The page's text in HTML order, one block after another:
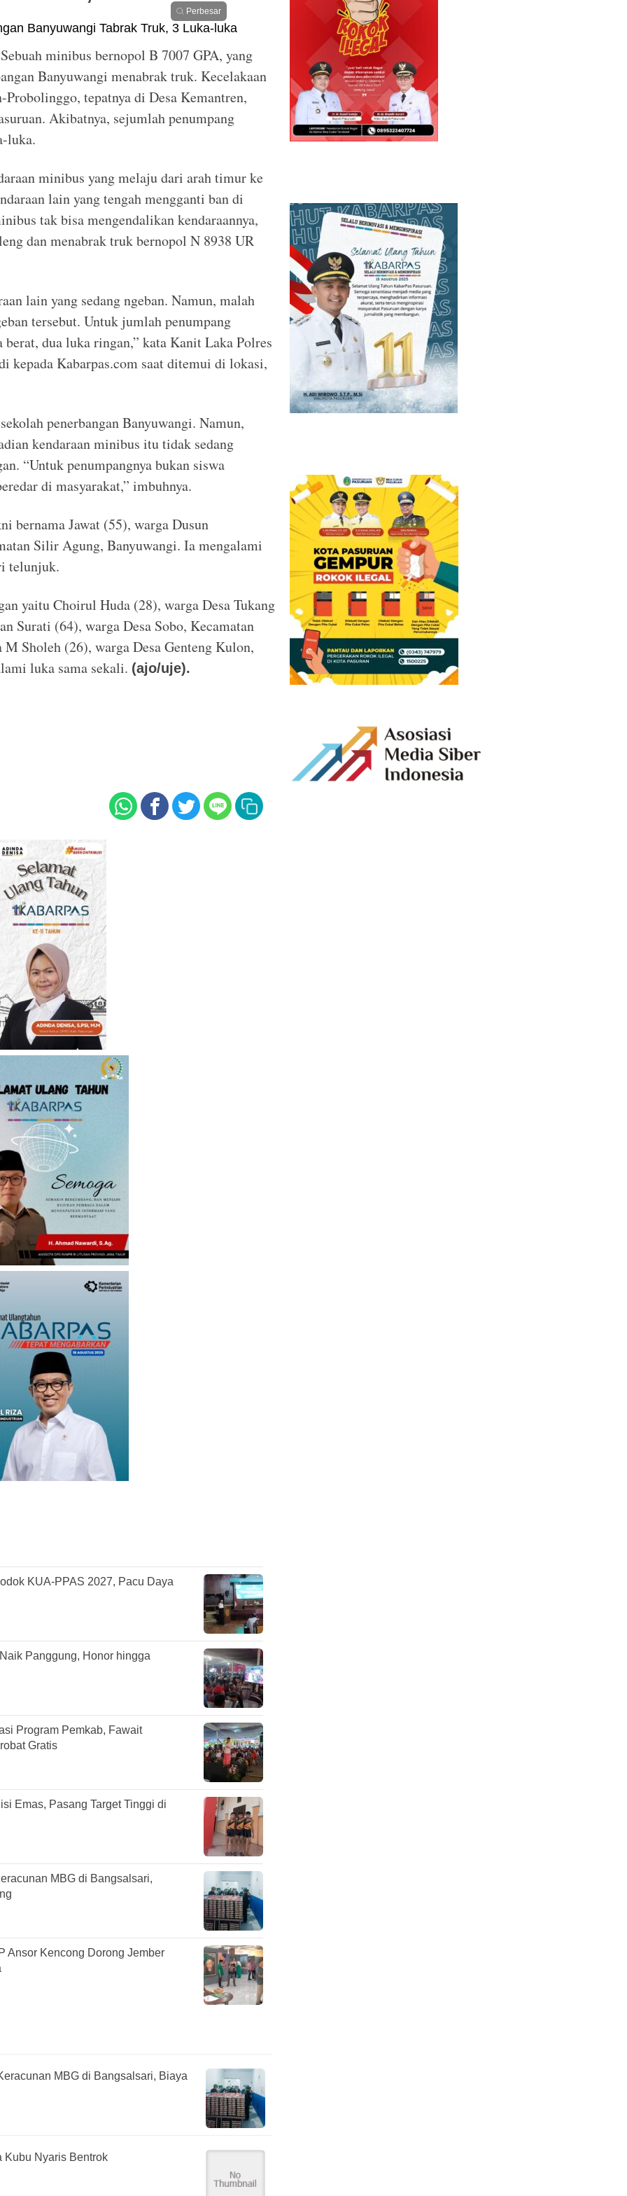
Perbesar
Sebuah minibus bernopol B 7007 GPA, yang
Banyuwangi menabrak truk. Kecelakaan
tepatnya di Desa Kemantren,
Akibatnya, sejumlah penumpang
luka.
minibus yang melaju dari arah timur ke
lain yang tengah mengganti ban di
tak bisa mengendalikan kendaraannya,
dan menabrak truk bernopol N 8938 UR
lain yang sedang ngeban. Namun, malah
tersebut. Untuk jumlah penumpang
dua luka ringan,” kata Kanit Laka Polres
kepada Kabarpas.com saat ditemui di lokasi,
penerbangan Banyuwangi. Namun,
kendaraan minibus itu tidak sedang
“Untuk penumpangnya bukan siswa
di masyarakat,” imbuhnya.
bernama Jawat (55), warga Dusun
Silir Agung, Banyuwangi. Ia mengalami
telunjuk.
yaitu Choirul Huda (28), warga Desa Tukang
Surati (64), warga Desa Sobo, Kecamatan
Sholeh (26), warga Desa Genteng Kulon,
luka sama sekali. (ajo/uje).
KUA-PPAS 2027, Pacu Daya
Panggung, Honor hingga
Program Pemkab, Fawait
Gratis
Emas, Pasang Target Tinggi di
MBG di Bangsalsari,
Ansor Kencong Dorong Jember
MBG di Bangsalsari, Biaya
Kubu Nyaris Bentrok